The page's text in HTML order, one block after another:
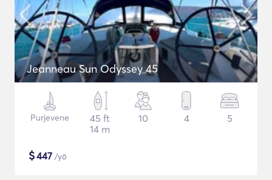
Jeanneau Sun Odyssey 45
Purjevene
45 ft
14 m
10 4 5
$447 /yö